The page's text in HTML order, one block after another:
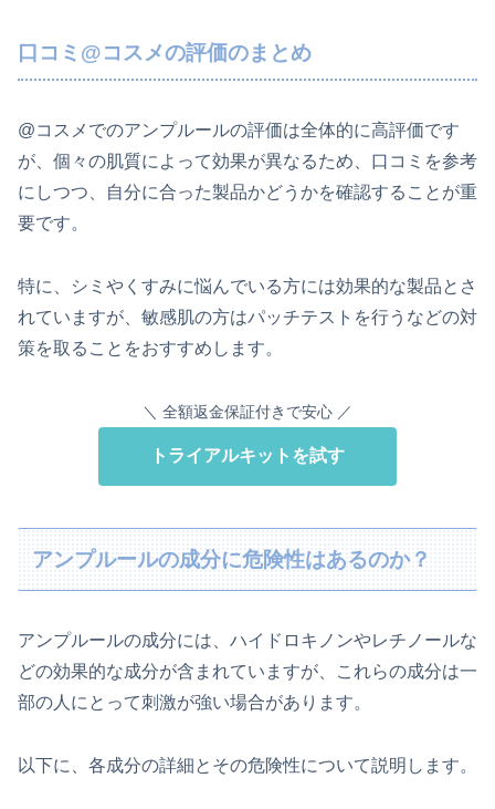
口コミ@コスメの評価のまとめ
@コスメでのアンプルールの評価は全体的に高評価です
が、個々の肌質によって効果が異なるため、口コミを参考
にしつつ、自分に合った製品かどうかを確認することが重
要です。
特に、シミやくすみに悩んでいる方には効果的な製品とさ
れていますが、敏感肌の方はパッチテストを行うなどの対
策を取ることをおすすめします。
＼ 全額返金保証付きで安心 ／
トライアルキットを試す
アンプルールの成分に危険性はあるのか？
アンプルールの成分には、ハイドロキノンやレチノールな
どの効果的な成分が含まれていますが、これらの成分は一
部の人にとって刺激が強い場合があります。
以下に、各成分の詳細とその危険性について説明します。